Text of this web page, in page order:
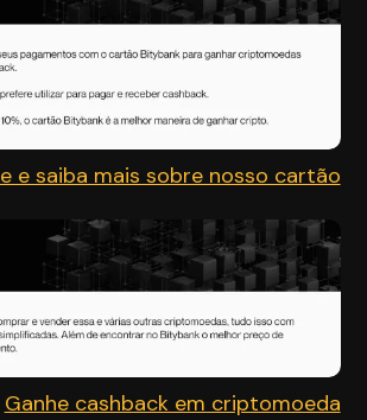
e saiba mais sobre nosso cartão
Ganhe cashback em criptomoeda